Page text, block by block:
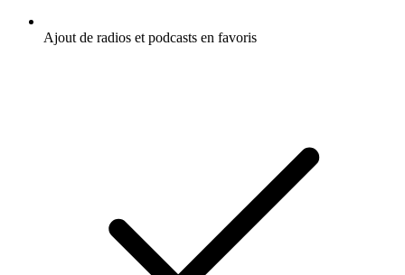
Ajout de radios et podcasts en favoris